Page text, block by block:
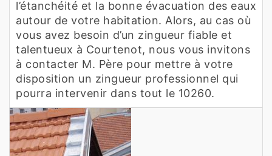
l’étanchéité et la bonne évacuation des eaux
autour de votre habitation. Alors, au cas où
vous avez besoin d’un zingueur fiable et
talentueux à Courtenot, nous vous invitons
à contacter M. Père pour mettre à votre
disposition un zingueur professionnel qui
pourra intervenir dans tout le 10260.